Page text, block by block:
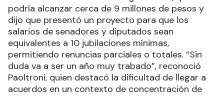
podría alcanzar cerca de 9 millones de pesos y
dijo que presentó un proyecto para que los
salarios de senadores y diputados sean
equivalentes a 10 jubilaciones mínimas,
permitiendo renuncias parciales o totales. “Sin
duda va a ser un año muy trabado”, reconoció
Paoltroni, quien destacó la dificultad de llegar a
acuerdos en un contexto de concentración de